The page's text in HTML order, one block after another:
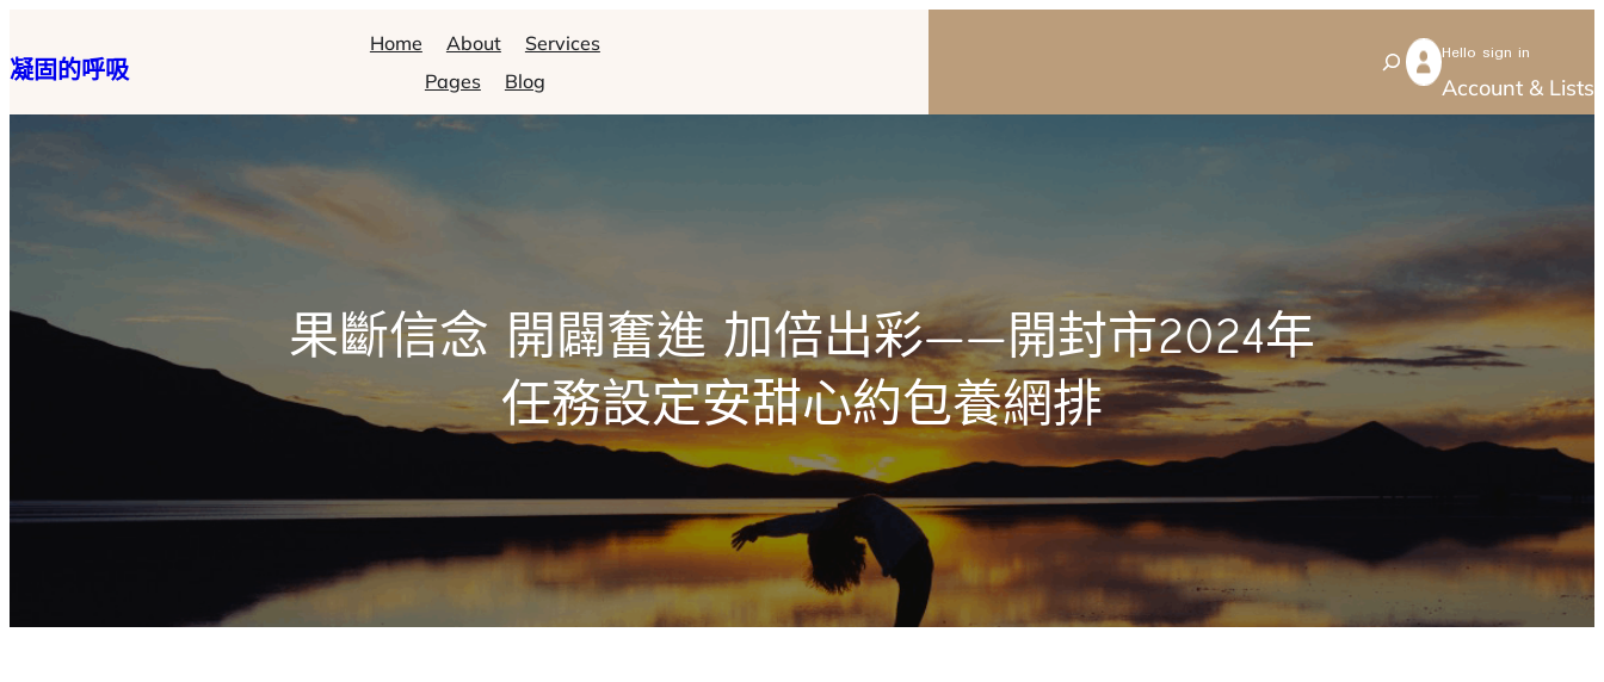
至
主
凝固的呼吸
Home About
Services
Pages
Blog
S
e
Hello sign in
Account & Lists
果斷信念 開闢奮進 加倍出彩——開封市2024年
任務設定安甜心約包養網排